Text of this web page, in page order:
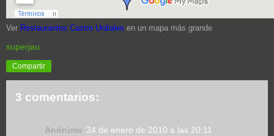
Ver Restaurantes Castro Urdiales en un mapa más grande
superjau
Compartir
3 comentarios:
Anónimo 24 de enero de 2010 a las 20:11